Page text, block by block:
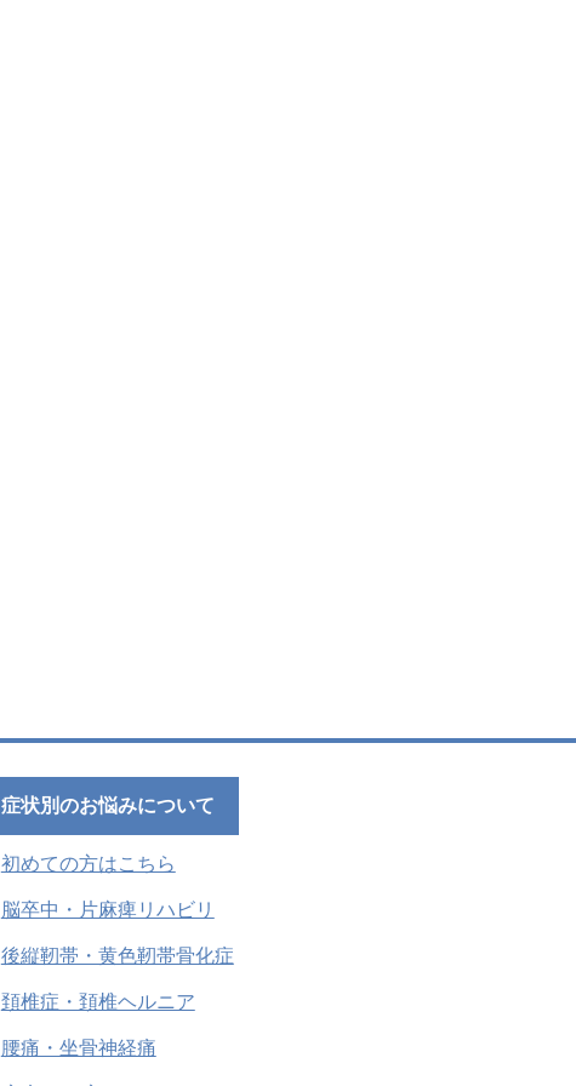
症状別のお悩みについて
初めての方はこちら
脳卒中・片麻痺リハビリ
後縦靭帯・黄色靭帯骨化症
頚椎症・頚椎ヘルニア
腰痛・坐骨神経痛